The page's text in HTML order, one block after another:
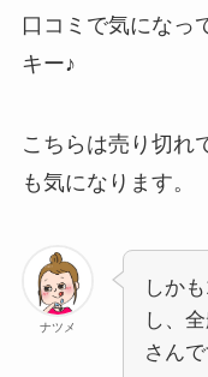
口コミで気になっ
キー♪
こちらは売り切れ
も気になります。
ナツメ
しか
し、
さんで